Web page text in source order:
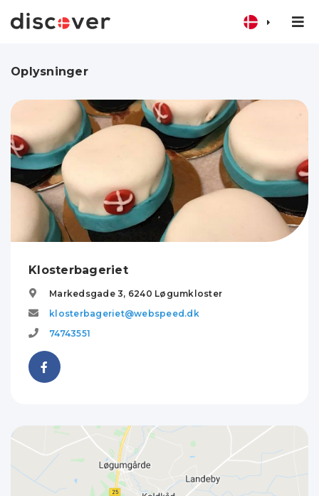
Oplysninger
Klosterbageriet
Markedsgade 3, 6240 Løgumkloster
klosterbageriet@webspeed.dk
74743551